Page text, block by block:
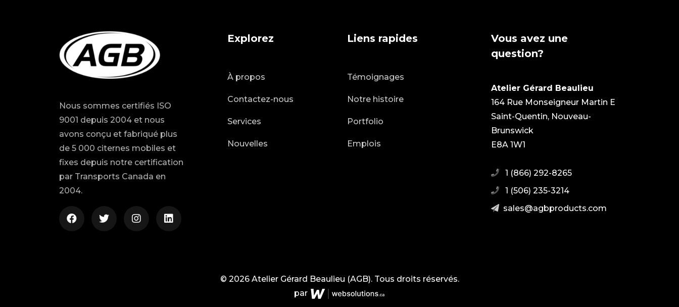
Nous sommes certifiés ISO
9001 depuis 2004 et nous
avons conçu et fabriqué plus
de 5 000 citernes mobiles et
fixes depuis notre certification
par Transports Canada en
2004.
Explorez
À propos
Contactez-nous
Services
Nouvelles
Liens rapides
Témoignages
Notre histoire
Portfolio
Emplois
Vous avez une
question?
Atelier Gérard Beaulieu
164 Rue Monseigneur Martin E
Saint-Quentin, Nouveau-
Brunswick
E8A 1W1
1 (866) 292-8265
1 (506) 235-3214
moc.stcudorpbga@selas
© 2026 Atelier Gérard Beaulieu (AGB). Tous droits réservés.
par